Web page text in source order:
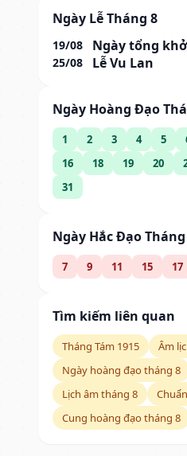
Ngày Lễ Tháng 8
19/08 Ngày tổng
25/08 Lễ Vu Lan
Ngày Hoàng Đạo
1 2 3 4 5
16
18 19 20
31
Ngày Hắc Đạo
7 9 11 15 17
Tìm kiếm liên quan
Tháng Tám 1915 Âm
Ngày hoàng đạo tháng 8
Lịch âm tháng 8
Cung hoàng đạo tháng 8